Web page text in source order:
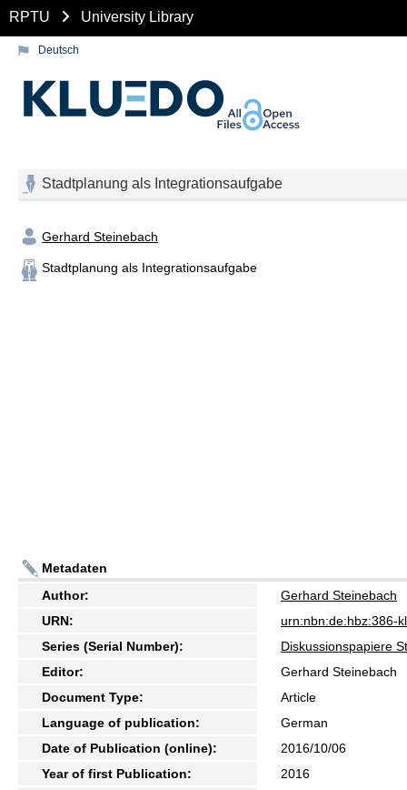
RPTU University Library
Deutsch
Stadtplanung als Integrationsaufgabe
Gerhard Steinebach
Stadtplanung als Integrationsaufgabe
Metadaten
Author:
Gerhard Steinebach
URN:
urn:nbn:de:hbz:386-
Series (Serial Number):
Diskussionspapiere
Editor:
Gerhard Steinebach
Document Type:
Article
Language of publication:
German
Date of Publication (online):
2016/10/06
Year of first Publication:
2016